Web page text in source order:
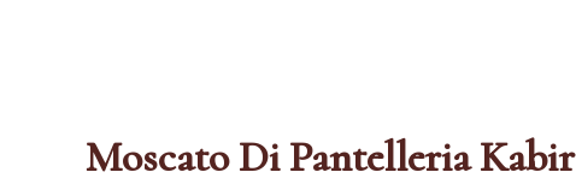
Moscato Di Pantelleria Kabir